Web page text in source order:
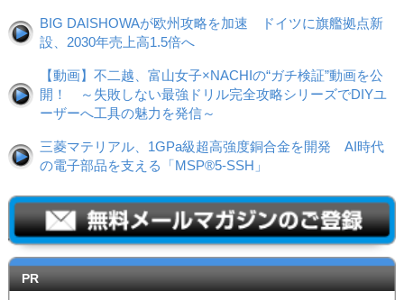
BIG DAISHOWAが欧州攻略を加速 ドイツに旗艦拠点新
設、2030年売上高1.5倍へ
【動画】不二越、富山女子×NACHIの“ガチ検証”動画を公
開！ ～失敗しない最強ドリル完全攻略シリーズでDIYユ
ーザーへ工具の魅力を発信～
三菱マテリアル、1GPa級超高強度銅合金を開発 AI時代
の電子部品を支える「MSP®5-SSH」
PR